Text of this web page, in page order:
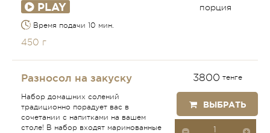
PLAY
Время подачи 10 мин.
450 г
порция
Разносол на закуску
Набор домашних солений
традиционно порадует вас в
сочетании с напитками на вашем
столе! В набор входят маринованные
3800 тенге
ВЫБРАТЬ